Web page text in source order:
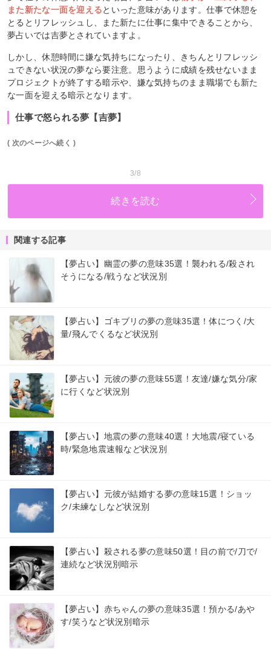
また新たな一面を迎えるといった意味があります。仕事で休憩を
とるとリフレッシュし、また新たに仕事に集中できることから、
夢占いでは吉夢とされていますよ。
しかし、休憩時間に嫌な気持ちになったり、きちんとリフレッシ
ュできない状況の夢なら要注意。思うように成績を残せないまま
プロジェクトが終了する暗示や、嫌な気持ちのまま職場でも新た
な一面を迎える暗示となります。
仕事で怒られる夢【吉夢】
( 次のページへ続く )
3/8
続きを読む
関連する記事
【夢占い】幽霊の夢の意味35選！襲われる/殺され
そうになる/戦うなど状況別
【夢占い】ゴキブリの夢の意味35選！体につく/大
量/飛んでくるなど状況別
【夢占い】元彼の夢の意味55選！友達/嫌な気分/家
に行くなど状況別
【夢占い】地震の夢の意味40選！大地震/寝ている
時/緊急地震速報など状況別
【夢占い】元彼が結婚する夢の意味15選！ショッ
ク/未練なしなど状況別
【夢占い】殺される夢の意味50選！目の前で/刀で/
連続など状況別暗示
【夢占い】赤ちゃんの夢の意味35選！預かる/あや
す/笑うなど状況別暗示